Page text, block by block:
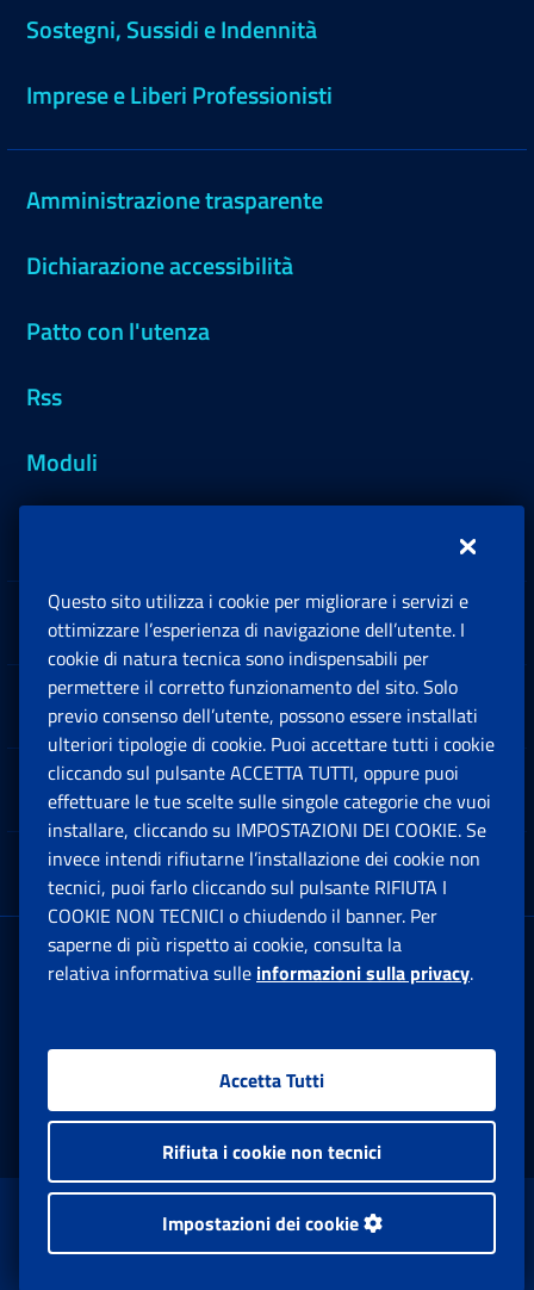
Sostegni, Sussidi e Indennità
Imprese e Liberi Professionisti
Amministrazione trasparente
Dichiarazione accessibilità
Patto con l'utenza
Rss
Moduli
Sedi e Contatti
Software
Note Legali
App mobile
Sede Legale : Via Ciro il Grande, 21
00144 Roma
Facebook: Apre una nuova finestra
Twitter: Apre una nuova finestra
Whatsapp: Apre una nuova
Youtube: Apre una
Instagram:
www.inps.gov.it © 1997-2026
Istituto Nazionale Previdenza Sociale.
Questo sito utilizza i cookie per migliorare i servizi e
ottimizzare l’esperienza di navigazione dell’utente. I
cookie di natura tecnica sono indispensabili per
permettere il corretto funzionamento del sito. Solo
previo consenso dell’utente, possono essere installati
ulteriori tipologie di cookie. Puoi accettare tutti i cookie
cliccando sul pulsante ACCETTA TUTTI, oppure puoi
effettuare le tue scelte sulle singole categorie che vuoi
installare, cliccando su IMPOSTAZIONI DEI COOKIE. Se
invece intendi rifiutarne l’installazione dei cookie non
tecnici, puoi farlo cliccando sul pulsante RIFIUTA I
COOKIE NON TECNICI o chiudendo il banner. Per
saperne di più rispetto ai cookie, consulta la
relativa informativa sulle informazioni sulla privacy.
Accetta Tutti
Rifiuta i cookie non tecnici
Impostazioni dei cookie